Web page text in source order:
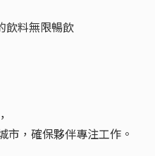
飲料無限暢飲
市，確保夥伴專注工作。